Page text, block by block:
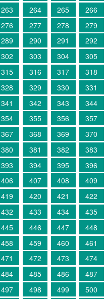
263 264 265
266
276 277 278
279
289 290 291
292
302 303 304
305
315 316 317
318
328 329 330
331
341 342 343
344
354 355 356
357
367 368 369
370
380 381 382
383
393 394 395
396
406 407 408
409
419 420 421
422
432 433 434
435
445 446 447
448
458 459 460
461
471 472 473
474
484 485 486
487
497 498 499
500